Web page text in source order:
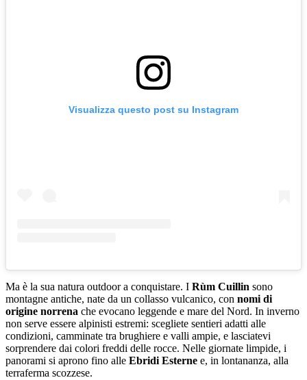
Visualizza questo post su Instagram
Ma è la sua natura outdoor a conquistare. I Rùm Cuillin sono
montagne antiche, nate da un collasso vulcanico, con nomi di
origine norrena che evocano leggende e mare del Nord. In inverno
non serve essere alpinisti estremi: scegliete sentieri adatti alle
condizioni, camminate tra brughiere e valli ampie, e lasciatevi
sorprendere dai colori freddi delle rocce. Nelle giornate limpide, i
panorami si aprono fino alle Ebridi Esterne e, in lontananza, alla
terraferma scozzese.